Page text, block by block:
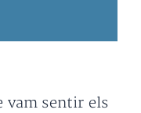
vam sentir els